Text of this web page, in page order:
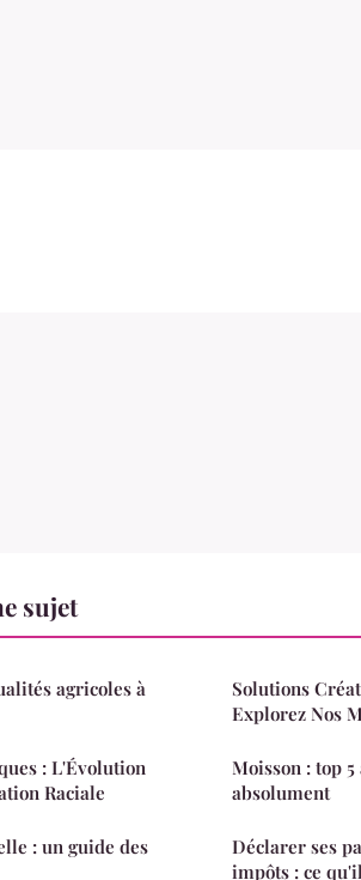
sujet
agricoles à
: L'Évolution
Raciale
: un guide des
Solutions
Explorez Nos
Moisson : top
absolument
Déclarer ses
impôts : ce